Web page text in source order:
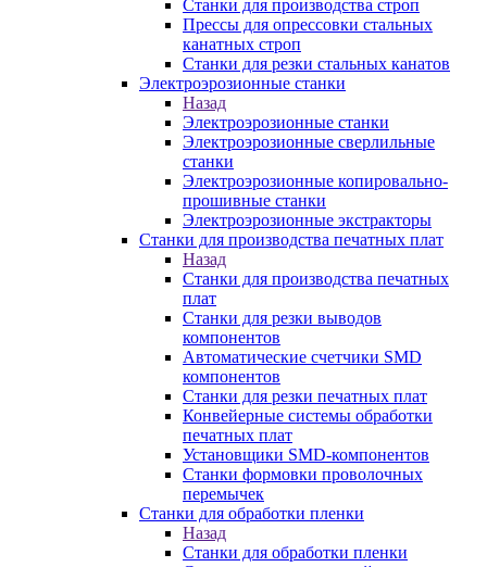
Станки для производства строп
Прессы для опрессовки стальных
канатных строп
Станки для резки стальных канатов
Электроэрозионные станки
Назад
Электроэрозионные станки
Электроэрозионные сверлильные
станки
Электроэрозионные копировально-
прошивные станки
Электроэрозионные экстракторы
Станки для производства печатных плат
Назад
Станки для производства печатных
плат
Станки для резки выводов
компонентов
Автоматические счетчики SMD
компонентов
Станки для резки печатных плат
Конвейерные системы обработки
печатных плат
Установщики SMD-компонентов
Станки формовки проволочных
перемычек
Станки для обработки пленки
Назад
Станки для обработки пленки